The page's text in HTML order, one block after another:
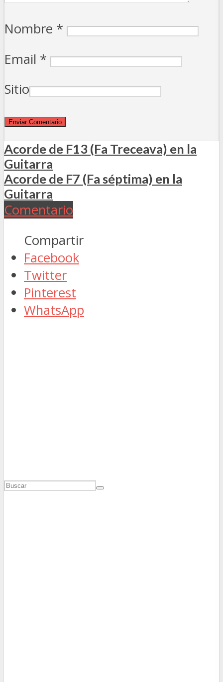
Nombre *
Email *
Sitio
Acorde de F13 (Fa Treceava) en la
Guitarra
Acorde de F7 (Fa séptima) en la
Guitarra
Comentario
Compartir
Facebook
Twitter
Pinterest
WhatsApp